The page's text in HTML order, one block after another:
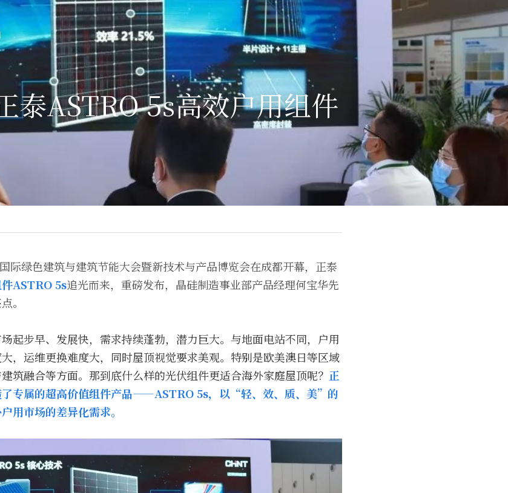
泰ASTRO 5s高效户用组件
际绿色建筑与建筑节能大会暨新技术与产品博览会在成都开幕，正泰
ASTRO 5s追光而来，重磅发布，晶硅制造事业部产品经理何宝华先
。
起步早、发展快，需求持续蓬勃，潜力巨大。与地面电站不同，户用
，运维更换难度大，同时屋顶视觉要求美观。特别是欧美澳日等区域
筑融合等方面。那到底什么样的光伏组件更适合海外家庭屋顶呢？ 正
了专属的超高价值组件产品——ASTRO 5s，以“轻、效、质、美”的
用市场的差异化需求。